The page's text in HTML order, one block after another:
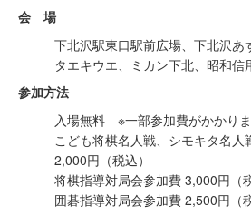
会 場
下北沢駅東口駅前広場、下北沢あ
タエキウエ、ミカン下北、昭和
参加方法
入場無料 ※一部参加費がかかりま
こども将棋名人戦、シモキタ名人
2,000円（税込）
将棋指導対局会参加費 3,000円（
囲碁指導対局会参加費 2,500円（